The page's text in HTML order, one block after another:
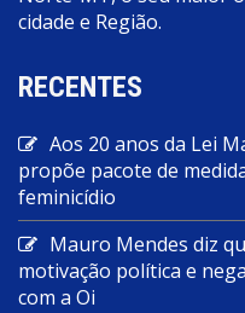
cidade e Região.
RECENTES
Aos 20 anos da Lei
propõe pacote de
feminicídio
Mauro Mendes diz
motivação política e
com a Oi